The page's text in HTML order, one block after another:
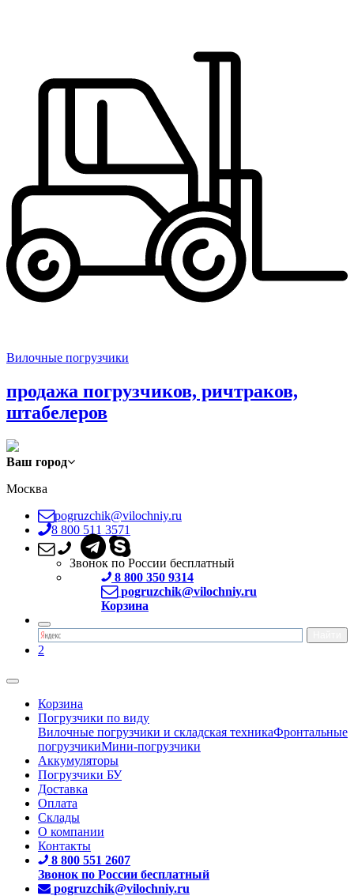
Вилочные погрузчики
продажа погрузчиков, ричтраков,
штабелеров
Ваш город
Москва
pogruzchik@vilochniy.ru
8 800 511 3571
Звонок по России бесплатный
8 800 350 9314
pogruzchik@vilochniy.ru
Корзина
2
Корзина
Погрузчики по виду
Вилочные погрузчики и складская техникаФронтальные
погрузчикиМини-погрузчики
Аккумуляторы
Погрузчики БУ
Доставка
Оплата
Склады
О компании
Контакты
8 800 551 2607
Звонок по России бесплатный
pogruzchik@vilochniy.ru